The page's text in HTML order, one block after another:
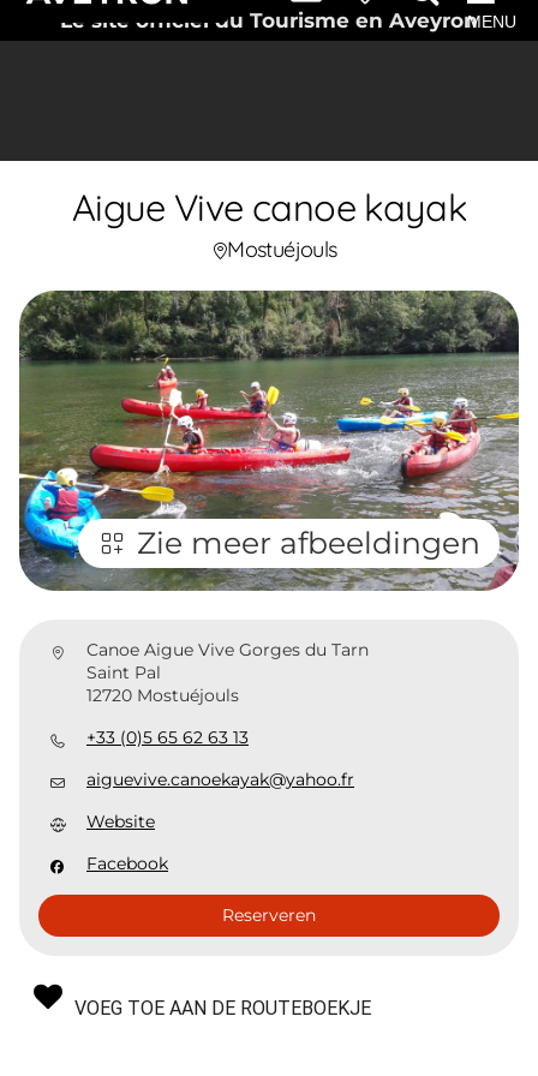
Le site officiel du Tourisme en AveyronMENU
Aigue Vive canoe kayak
Mostuéjouls
Zie meer afbeeldingen
Canoe Aigue Vive Gorges du Tarn
Saint Pal
12720 Mostuéjouls
+33 (0)5 65 62 63 13
aiguevive.canoekayak@yahoo.fr
Website
Facebook
Reserveren
VOEG TOE AAN DE ROUTEBOEKJE